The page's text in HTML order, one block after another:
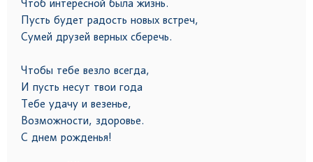
Чтоб интересной была жизнь.
Пусть будет радость новых встреч,
Сумей друзей верных сберечь.
Чтобы тебе везло всегда,
И пусть несут твои года
Тебе удачу и везенье,
Возможности, здоровье.
С днем рожденья!